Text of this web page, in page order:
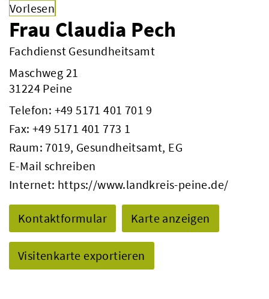
Vorlesen
Frau Claudia Pech
Fachdienst Gesundheitsamt
Maschweg 21
31224 Peine
Telefon: +49 5171 401 701 9
Fax: +49 5171 401 773 1
Raum: 7019, Gesundheitsamt, EG
E-Mail schreiben
Internet: https://www.landkreis-peine.de/
Kontaktformular Karte anzeigen
Visitenkarte exportieren